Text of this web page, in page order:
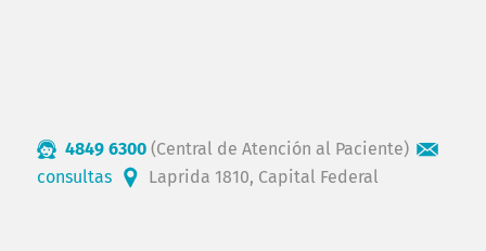
4849 6300 (Central de Atención al Paciente)
consultas
Laprida 1810, Capital Federal